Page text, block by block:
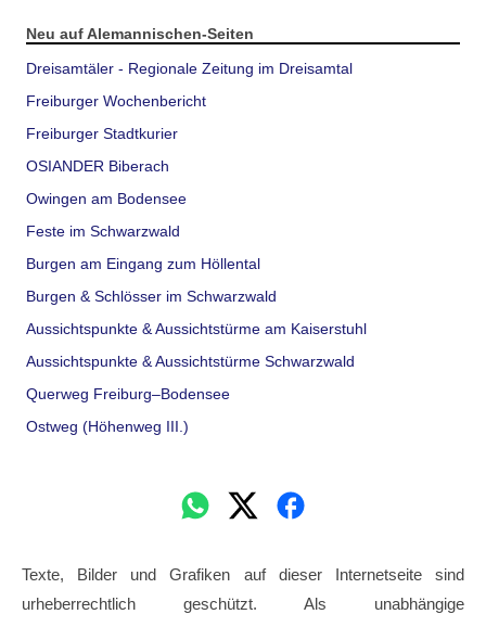
Neu auf Alemannischen-Seiten
Dreisamtäler - Regionale Zeitung im Dreisamtal
Freiburger Wochenbericht
Freiburger Stadtkurier
OSIANDER Biberach
Owingen am Bodensee
Feste im Schwarzwald
Burgen am Eingang zum Höllental
Burgen & Schlösser im Schwarzwald
Aussichtspunkte & Aussichtstürme am Kaiserstuhl
Aussichtspunkte & Aussichtstürme Schwarzwald
Querweg Freiburg–Bodensee
Ostweg (Höhenweg III.)
Texte, Bilder und Grafiken auf dieser Internetseite sind
urheberrechtlich geschützt. Als unabhängige